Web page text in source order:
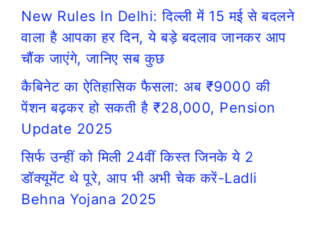
New Rules In Delhi: दिल्ली में 15 मई से बदलने
वाला है आपका हर दिन, ये बड़े बदलाव जानकर आप
चौंक जाएंगे, जानिए सब कुछ
कैबिनेट का ऐतिहासिक फैसला: अब ₹9000 की
पेंशन बढ़कर हो सकती है ₹28,000, Pension
Update 2025
सिर्फ उन्हीं को मिली 24वीं किस्त जिनके ये 2
डॉक्यूमेंट थे पूरे, आप भी अभी चेक करें-Ladli
Behna Yojana 2025